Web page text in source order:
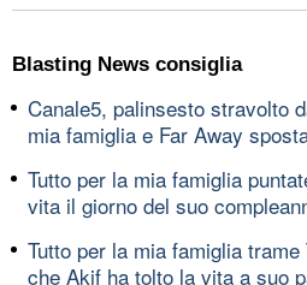
Blasting News consiglia
Canale5, palinsesto stravolto
mia famiglia e Far Away
Tutto per la mia famiglia
vita il giorno del suo
Tutto per la mia famiglia
che Akif ha tolto la vita a suo